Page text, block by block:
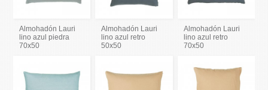
Almohadón Lauri
lino azul piedra
70x50
Almohadón Lauri
lino azul retro
50x50
Almohadón Lauri
lino azul retro
70x50